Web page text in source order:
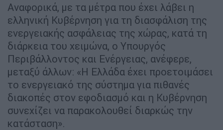
Αναφορικά, με τα μέτρα που έχει λάβει η
ελληνική Κυβέρνηση για τη διασφάλιση της
ενεργειακής ασφάλειας της χώρας, κατά τη
διάρκεια του χειμώνα, ο Υπουργός
Περιβάλλοντος και Ενέργειας, ανέφερε,
μεταξύ άλλων: «Η Ελλάδα έχει προετοιμάσει
το ενεργειακό της σύστημα για πιθανές
διακοπές στον εφοδιασμό και η Κυβέρνηση
συνεχίζει να παρακολουθεί διαρκώς την
κατάσταση».